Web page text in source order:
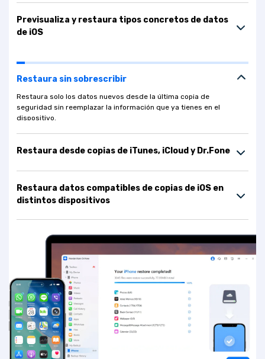
Previsualiza y restaura tipos concretos de datos
de iOS
seguridad sin reemplazar la información que ya tienes en el
dispositivo.
Restaura desde copias de iTunes, iCloud y Dr.Fone
Restaura datos compatibles de copias de iOS en
distintos dispositivos